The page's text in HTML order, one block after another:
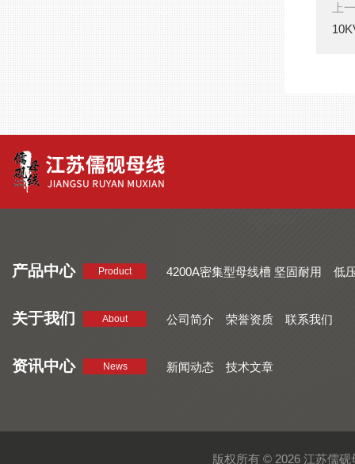
上
产品中心 Product 4200A密集型母线槽 坚固耐用
低
关于我们 About 公司简介 荣誉资质 联系我们
资讯中心 News 新闻动态 技术文章
版权所有 © 2026 江苏儒